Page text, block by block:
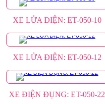
XE LỬA ĐIỆN: ET-050-10
XE LỬA ĐIỆN: ET-050-12
XE ĐIỆN ĐỤNG: ET-050-22